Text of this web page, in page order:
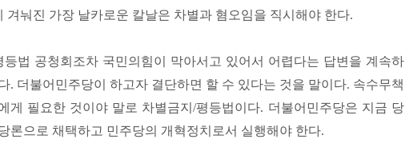
겨눠진 가장 날카로운 칼날은 차별과 혐오임을 직시해야 한다.
등법 공청회조차 국민의힘이 막아서고 있어서 어렵다는 답변을 계속하
. 더불어민주당이 하고자 결단하면 할 수 있다는 것을 말이다. 속수무책
게 필요한 것이야 말로 차별금지/평등법이다. 더불어민주당은 지금 당
론으로 채택하고 민주당의 개혁정치로서 실행해야 한다.